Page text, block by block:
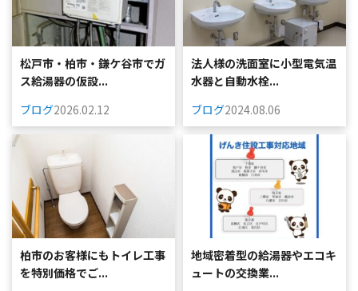
松戸市・柏市・鎌ケ谷市でガ
ス給湯器の仮設...
ブログ2026.02.12
法人様の洗面室に小型電気温
水器と自動水栓...
ブログ2024.08.06
柏市のお客様にもトイレ工事
を特別価格でご...
地域密着型の給湯器やエコキ
ュートの交換業...